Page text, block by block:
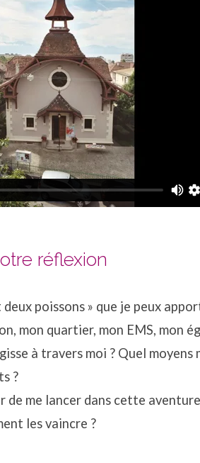
réflexion
poissons » que je peux
mon quartier, mon EMS, mon
à travers moi ? Quel moyens
?
de me lancer dans cette
les vaincre ?